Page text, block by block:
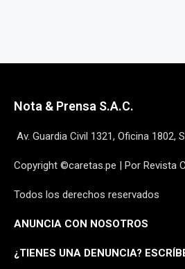
Nota & Prensa S.A.C.
Av. Guardia Civil 1321, Oficina 1802,
Copyright ©caretas.pe | Por Revista
Todos los derechos reservados
ANUNCIA CON NOSOTROS
¿TIENES UNA DENUNCIA?